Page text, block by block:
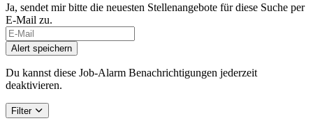
Ja, sendet mir bitte die neuesten Stellenangebote für diese Suche per
E-Mail zu.
Alert speichern
Du kannst diese Job-Alarm Benachrichtigungen jederzeit
deaktivieren.
Filter